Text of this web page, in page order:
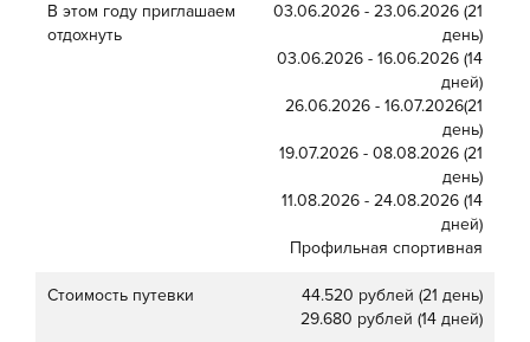
В этом году приглашаем
отдохнуть
03.06.2026 - 23.06.2026 (21
день)
03.06.2026 - 16.06.2026 (14
дней)
26.06.2026 - 16.07.2026(21
день)
19.07.2026 - 08.08.2026 (21
день)
11.08.2026 - 24.08.2026 (14
дней)
Профильная спортивная
Стоимость путевки
44.520 рублей (21 день)
29.680 рублей (14 дней)